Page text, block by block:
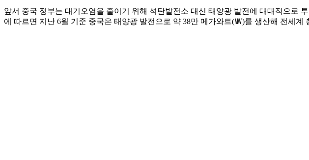
앞서 중국 정부는 대기오염을 줄이기 위해 석탄발전소 대신 태양광 발전에 대대적으로
에 따르면 지난 6월 기준 중국은 태양광 발전으로 약 38만 메가와트(㎿)를 생산해 전세